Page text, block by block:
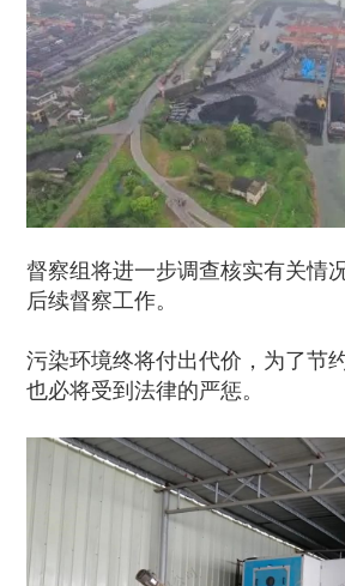
督察组将进一步调查核实有关情
后续督察工作。
污染环境终将付出代价，为了节
也必将受到法律的严惩。